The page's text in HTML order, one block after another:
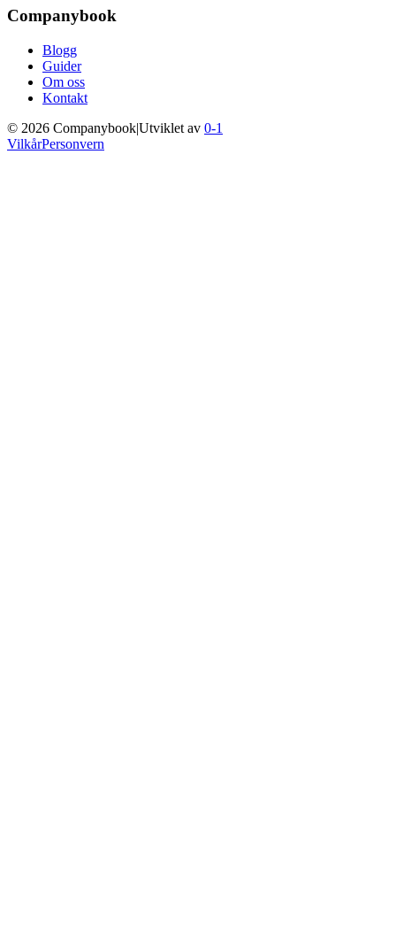
Companybook
Blogg
Guider
Om oss
Kontakt
© 2026 Companybook|Utviklet av 0-1
VilkårPersonvern